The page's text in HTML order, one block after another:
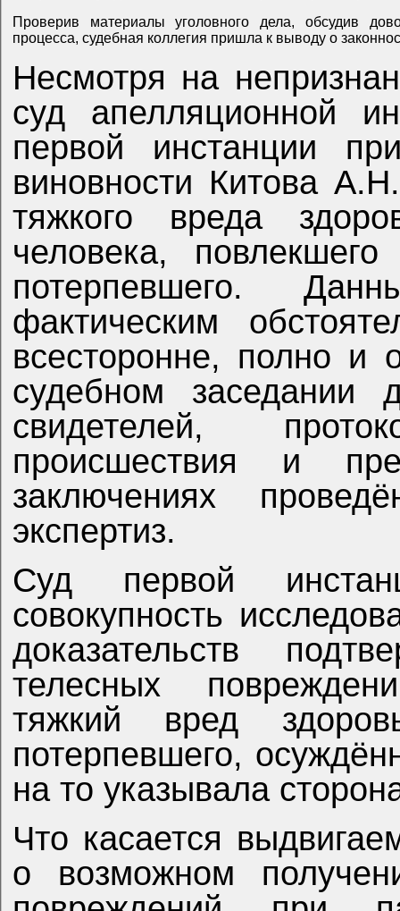
Проверив материалы уголовного дела, обсудив
процесса, судебная коллегия пришла к выводу о
Несмотря на
суд апелляционной
первой инстанции
виновности Китова
тяжкого вреда
человека,
потерпевшего.
фактическим
всесторонне, полно и
судебном заседании
свидетелей,
происшествия и
заключениях
экспертиз.
Суд первой
совокупность
доказательств
телесных
тяжкий вред
потерпевшего,
на то указывала
Что касается
о возможном